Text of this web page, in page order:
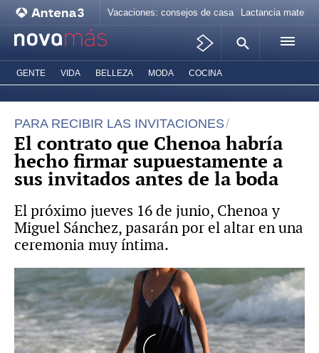
Vacaciones: consejos de casa Lactancia materna
GENTE VIDA BELLEZA MODA COCINA
PARA RECIBIR LAS INVITACIONES
El contrato que Chenoa habría
hecho firmar supuestamente a
sus invitados antes de la boda
El próximo jueves 16 de junio, Chenoa y
Miguel Sánchez, pasarán por el altar en una
ceremonia muy íntima.